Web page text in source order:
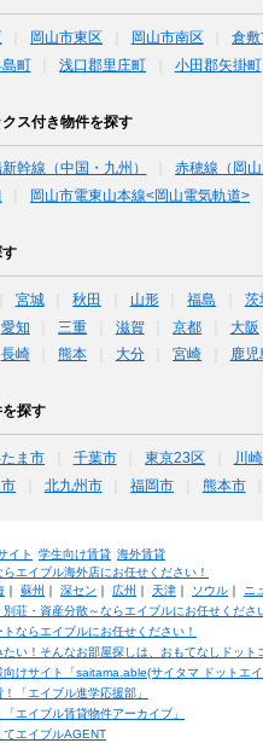
岡山市東区 岡山市南区 倉敷
町 浅口郡里庄町 小田郡矢掛町
ス付き物件を探す
幹線（中国・九州） 赤穂線（岡山
岡山市電東山本線<岡山電気軌道>
す
宮城 秋田 山形 福島 茨
愛知 三重 滋賀 京都 大阪
長崎 熊本 大分 宮崎 鹿児
探す
ま市 千葉市 東京23区 川
北九州市 福岡市 熊本市
イト 学生向け賃貸 海外賃貸
エイブル海外店にお任せください！
｜ 蘇州 ｜ 深セン ｜ 広州 ｜ 天津｜ ソウル｜ ニ
荘・資産分散～ならエイブルにお任せくださ
ならエイブルにお任せください！
い！そんなお部屋探しは、おもてなしドット
けサイト「saitama.able(サイタマ ドットエイ
「エイブル進学応援部」
エイブル賃貸物件アーカイブ」
エイブルAGENT